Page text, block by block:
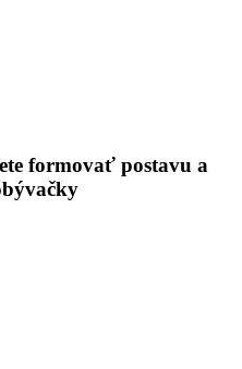
formovať postavu a